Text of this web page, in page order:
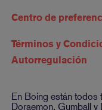
Centro de
Términos y
Autorregulación
En Boing están todos
Doraemon, Gumball y